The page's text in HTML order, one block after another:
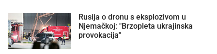
Rusija o dronu s eksplozivom u
Njemačkoj: "Brzopleta ukrajinska
provokacija"